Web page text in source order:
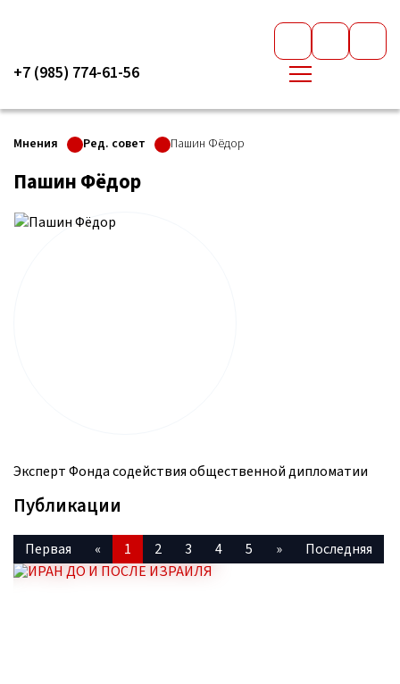
+7 (985) 774-61-56
Мнения Ред. совет Пашин Фёдор
Пашин Фёдор
Эксперт Фонда содействия общественной дипломатии
Публикации
Первая « 1 2 3 4 5 » Последняя